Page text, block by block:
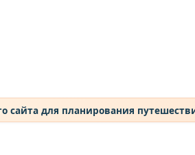
сайта для планирования